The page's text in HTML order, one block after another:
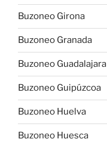
Buzoneo Girona
Buzoneo Granada
Buzoneo Guadalajara
Buzoneo Guipúzcoa
Buzoneo Huelva
Buzoneo Huesca